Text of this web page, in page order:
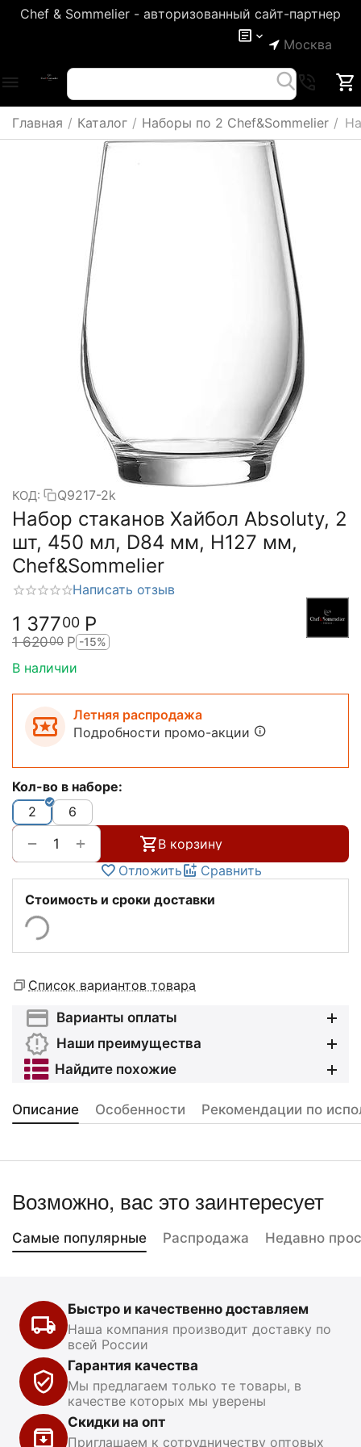
Chef & Sommelier - авторизованный сайт-партнер
Москва
Главная / Каталог / Наборы по 2 Chef&Sommelier /
КОД: Q9217-2k
Набор стаканов Хайбол Absoluty, 2
шт, 450 мл, D84 мм, H127 мм,
Chef&Sommelier
Написать отзыв
1 37700 Р
1 62000 Р -15%
В наличии
Летняя распродажа
Подробности промо-акции
Кол-во в наборе:
2
6
+
−
В корзину
Отложить
Сравнить
Стоимость и сроки доставки
Список вариантов товара
Варианты оплаты
Наши преимущества
Найдите похожие
Описание Особенности Рекомендации по
Возможно, вас это заинтересует
Самые популярные Распродажа Недавно
Быстро и качественно доставляем
Наша компания производит доставку по
всей России
Гарантия качества
Мы предлагаем только те товары, в
качестве которых мы уверены
Скидки на опт
Приглашаем к сотрудничеству оптовых